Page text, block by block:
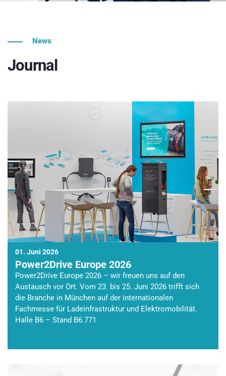
News
Journal
01. Juni 2026
Power2Drive Europe 2026
Power2Drive Europe 2026 – wir freuen uns auf den
Austausch vor Ort. Vom 23. bis 25. Juni 2026 trifft sich
die Branche in München auf der internationalen
Fachmesse für Ladeinfrastruktur und Elektromobilität.
Halle B6 – Stand B6.771